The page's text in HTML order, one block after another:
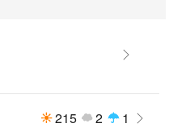
215 2 1